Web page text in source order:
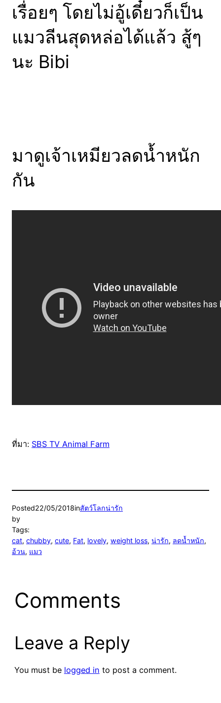
เรื่อยๆ โดยไม่อู้เดี๋ยวก็เป็น
แมวลีนสุดหล่อได้แล้ว สู้ๆ
นะ Bibi
มาดูเจ้าเหมียวลดน้ำหนัก
กัน
ที่มา: SBS TV Animal Farm
Posted22/05/2018inสัตว์โลกน่ารัก
by
Tags:
cat, chubby, cute, Fat, lovely, weight loss, น่ารัก, ลดน้ำหนัก
อ้วน, แมว
Comments
Leave a Reply
You must be logged in to post a comment.